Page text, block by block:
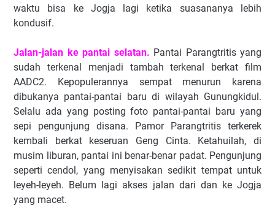
waktu bisa ke Jogja lagi ketika suasananya lebih
kondusif.
Jalan-jalan ke pantai selatan. Pantai Parangtritis yang
sudah terkenal menjadi tambah terkenal berkat film
AADC2. Kepopulerannya sempat menurun karena
dibukanya pantai-pantai baru di wilayah Gunungkidul.
Selalu ada yang posting foto pantai-pantai baru yang
sepi pengunjung disana. Pamor Parangtritis terkerek
kembali berkat keseruan Geng Cinta. Ketahuilah, di
musim liburan, pantai ini benar-benar padat. Pengunjung
seperti cendol, yang menyisakan sedikit tempat untuk
leyeh-leyeh. Belum lagi akses jalan dari dan ke Jogja
yang macet.